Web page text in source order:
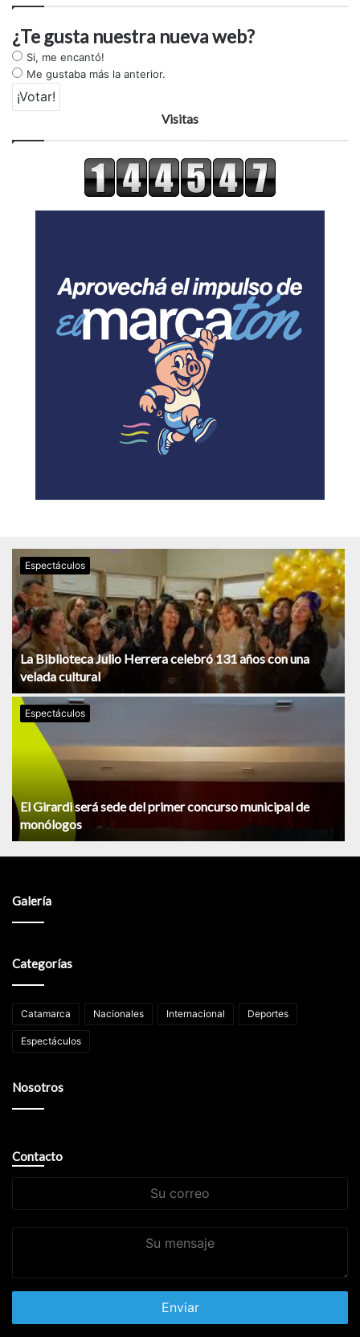
¿Te gusta nuestra nueva web?
Si, me encantó!
Me gustaba más la anterior.
Visitas
Espectáculos
La Biblioteca Julio Herrera celebró 131 años con una
velada cultural
Espectáculos
El Girardi será sede del primer concurso municipal de
monólogos
Galería
Categorías
Catamarca Nacionales Internacional Deportes
Espectáculos
Nosotros
Contacto